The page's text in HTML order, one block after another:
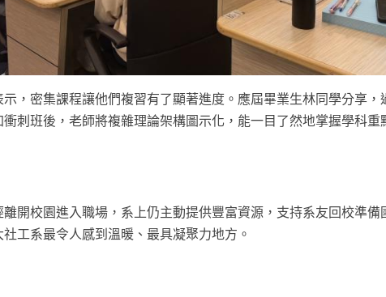
，密集課程讓他們複習有了顯著進度。應屆畢業生林同學分享，
刺班後，老師將複雜理論架構圖示化，能一目了然地掌握學科重
開校園進入職場，系上仍主動提供豐富資源，支持系友回校準備
工系最令人感到溫暖、最具凝聚力地方。